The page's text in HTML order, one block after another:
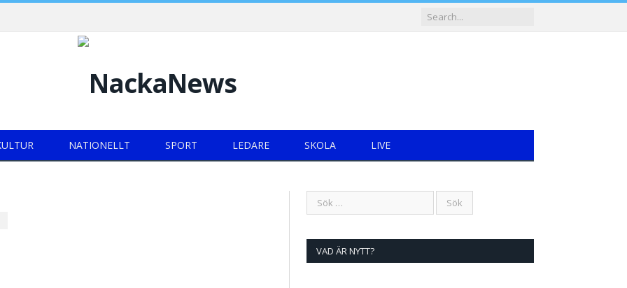
NATIONELLT SPORT LEDARE SKOLA LIVE
VAD ÄR NYTT?